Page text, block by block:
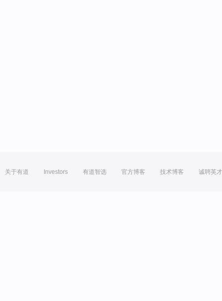
关于有道 Investors 有道智选 官方博客 技术博客 诚聘英才